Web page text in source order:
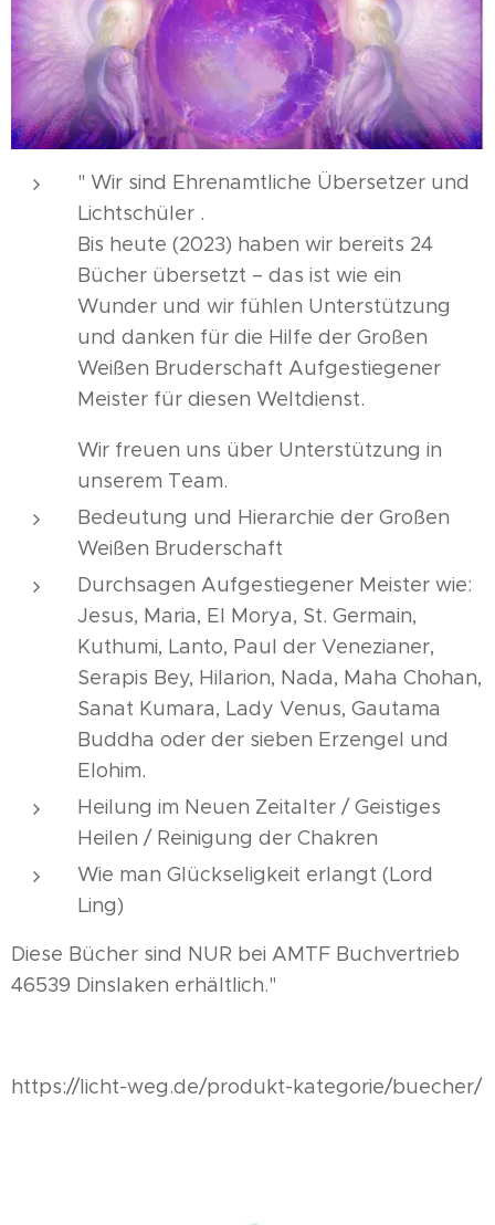
" Wir sind Ehrenamtliche Übersetzer und
Lichtschüler .
Bis heute (2023) haben wir bereits 24
Bücher übersetzt – das ist wie ein
Wunder und wir fühlen Unterstützung
und danken für die Hilfe der Großen
Weißen Bruderschaft Aufgestiegener
Meister für diesen Weltdienst.
Wir freuen uns über Unterstützung in
unserem Team.
Bedeutung und Hierarchie der Großen
Weißen Bruderschaft
Durchsagen Aufgestiegener Meister wie:
Jesus, Maria, El Morya, St. Germain,
Kuthumi, Lanto, Paul der Venezianer,
Serapis Bey, Hilarion, Nada, Maha Chohan,
Sanat Kumara, Lady Venus, Gautama
Buddha oder der sieben Erzengel und
Elohim.
Heilung im Neuen Zeitalter / Geistiges
Heilen / Reinigung der Chakren
Wie man Glückseligkeit erlangt (Lord
Ling)
Diese Bücher sind NUR bei AMTF Buchvertrieb
46539 Dinslaken erhältlich."
https://licht-weg.de/produkt-kategorie/buecher/